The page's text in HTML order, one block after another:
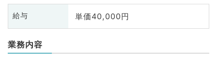
給与 単価40,000円
業務内容